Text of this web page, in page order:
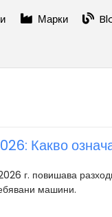
Марки
Какво
г. повишава
машини.